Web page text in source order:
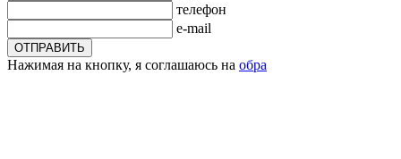
телефон
e-mail
ОТПРАВИТЬ
Нажимая на кнопку, я соглашаюсь на обра